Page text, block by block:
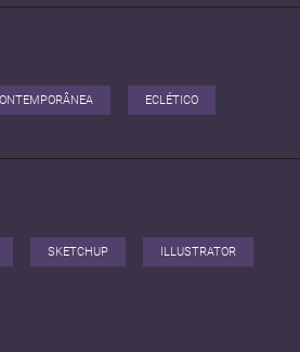
ECLÉTICO
SKETCHUP ILLUSTRATOR